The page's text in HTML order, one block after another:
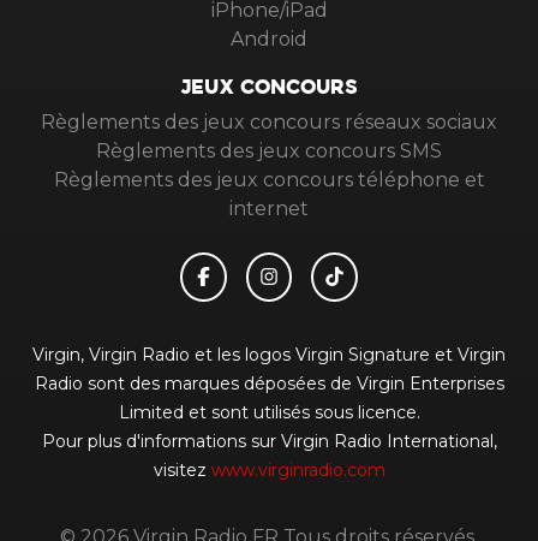
iPhone/iPad
Android
JEUX CONCOURS
Règlements des jeux concours réseaux sociaux
Règlements des jeux concours SMS
Règlements des jeux concours téléphone et
internet
Virgin, Virgin Radio et les logos Virgin Signature et Virgin
Radio sont des marques déposées de Virgin Enterprises
Limited et sont utilisés sous licence.
Pour plus d'informations sur Virgin Radio International,
visitez www.virginradio.com